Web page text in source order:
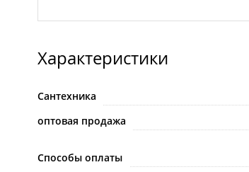
Характеристики
Сантехника
оптовая продажа
Способы оплаты